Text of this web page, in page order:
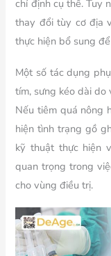
chỉ định cụ thể. Tuy
thay đổi tùy cơ địa
thực hiện bổ sung
Một số tác dụng
tím, sưng kéo dài
Nếu tiêm quá nông
hiện tình trạng gồ
kỹ thuật thực hiện
quan trọng trong
cho vùng điều trị.